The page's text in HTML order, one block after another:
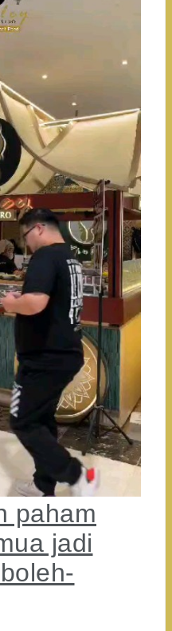
paham
jadi